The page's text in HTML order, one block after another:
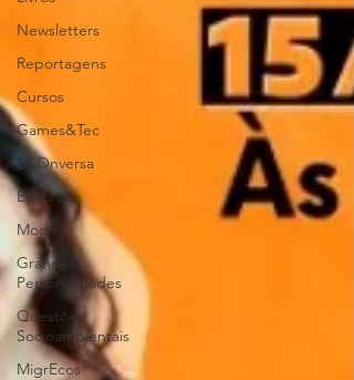
Newsletters
Reportagens
Cursos
Games&Tec
ECOnversa
Esportes
Moda
Grandes
Personalidades
Questões
Socioambientais
MigrEcos